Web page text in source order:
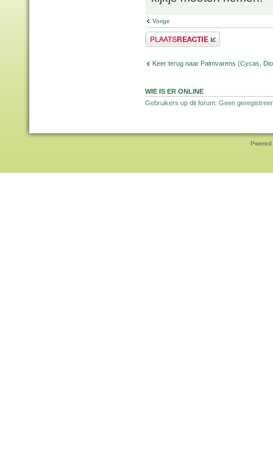
Vorige
Plaats een reactie
Keer terug naar Palmvarens (Cycas,
WIE IS ER ONLINE
Gebruikers op dit forum: Geen